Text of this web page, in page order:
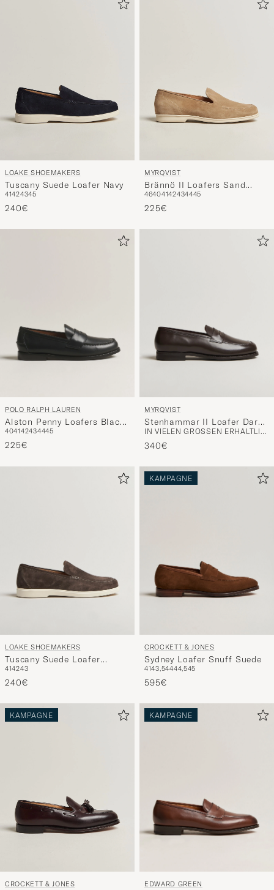
LOAKE SHOEMAKERS
Tuscany Suede Loafer Navy
41424345
240€
MYRQVIST
Brännö II Loafers Sand
Suede
46404142434445
225€
POLO RALPH LAUREN
Alston Penny Loafers Black
Calf
404142434445
225€
MYRQVIST
Stenhammar II Loafer Dark
Brown Calf
IN VIELEN GRÖSSEN ERHÄLTLICH
340€
LOAKE SHOEMAKERS
Tuscany Suede Loafer
Anthracite
414243
240€
KAMPAGNE
CROCKETT & JONES
Sydney Loafer Snuff Suede
4143,54444,545
595€
KAMPAGNE
CROCKETT & JONES
KAMPAGNE
EDWARD GREEN